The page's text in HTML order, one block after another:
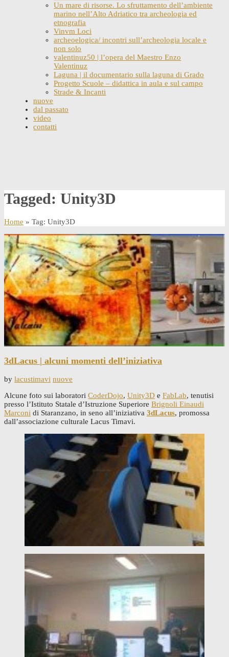
Un mare di risorse. Lo sfruttamento dell’ambiente
marino nell’Alto Adriatico tra archeologia ed
etnografia
Vinvm Loci
archeoelogica/ incontri sull’archeologia locale e
non solo
valentinuz50 | l’opera del Maestro Enzo
Valentinuz
Laguna | il documentario sulla laguna di Grado
Progetto Scuole – didattica in aula e sul campo
Strade & Incanti
nuove
dal passato
video
contatti
Tagged: Unity3D
Home » Tag: Unity3D
3dLacus | alcuni momenti dell’iniziativa
by lacustimavi nuove
Alcune foto sui laboratori CoderDojo, Unity3D e FabLab, tenutisi
presso l’Istituto Statale d’Istruzione Superiore Brignoli Einaudi
Marconi di Staranzano, in seno all’iniziativa 3dLacus, promossa
dall’associazione culturale Lacus Timavi.